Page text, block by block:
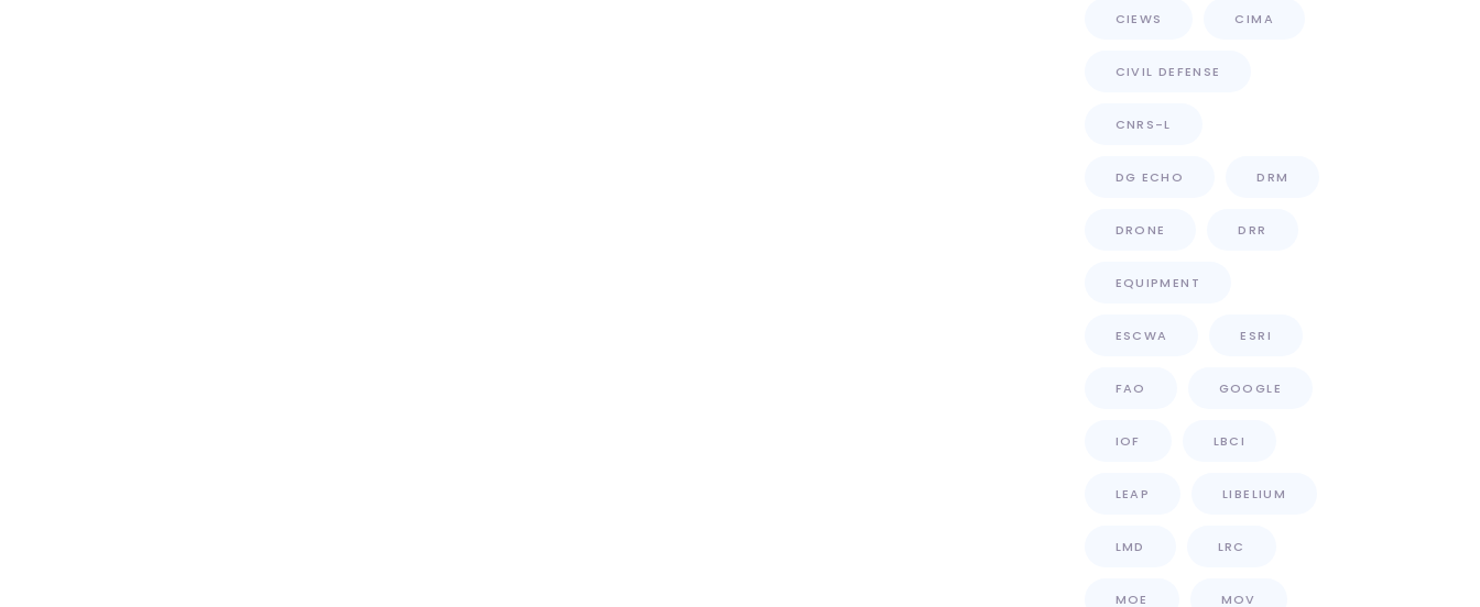
CIEWS CIMA
CIVIL DEFENSE
CNRS-L
DG ECHO DRM
DRONE DRR
EQUIPMENT
ESCWA ESRI
FAO GOOGLE
IOF LBCI
LEAP LIBELIUM
LMD LRC
MOE MOV